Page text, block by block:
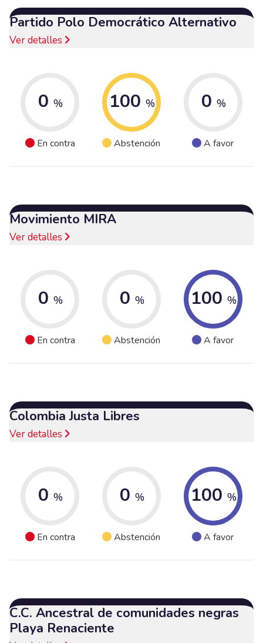
Partido Polo Democrático Alternativo
Ver detalles
0 %
En contra
100 %
Abstención
0 %
A favor
Movimiento MIRA
Ver detalles
0 %
En contra
0 %
Abstención
100 %
A favor
Colombia Justa Libres
Ver detalles
0 %
En contra
0 %
Abstención
100 %
A favor
C.C. Ancestral de comunidades negras
Playa Renaciente